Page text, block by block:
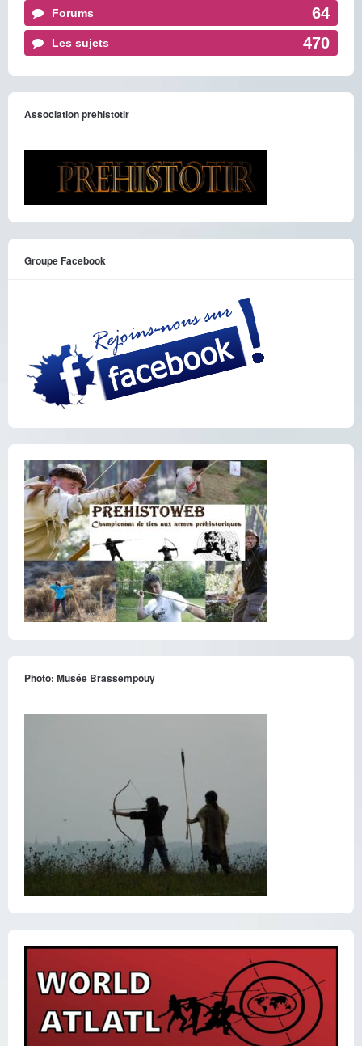
Forums 64
Les sujets 470
Association prehistotir
Groupe Facebook
Photo: Musée Brassempouy